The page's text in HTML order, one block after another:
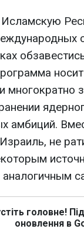
Исламскую
многократно
амбиций.
не
головне!
оновлення в